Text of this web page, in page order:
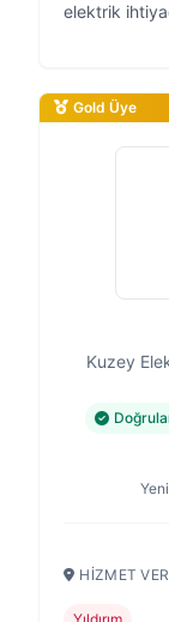
elektrik
Gold Üye
Kuzey
HIZMET